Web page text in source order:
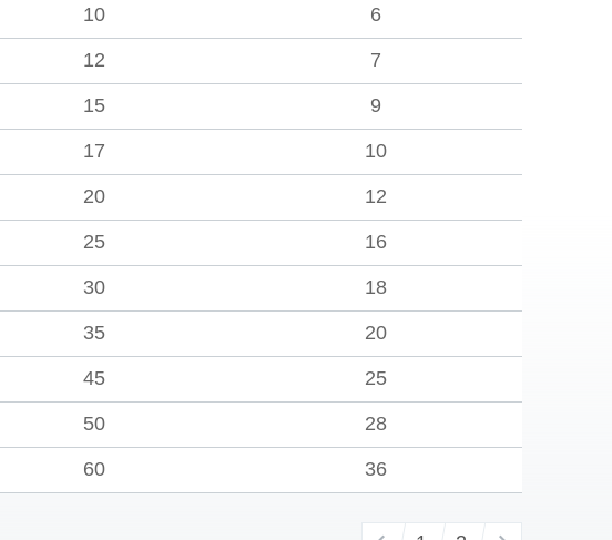
10 6
12 7
15 9
17 10
20 12
25 16
30 18
35 20
45 25
50 28
60 36